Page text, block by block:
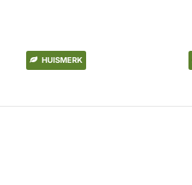
HUISMERK